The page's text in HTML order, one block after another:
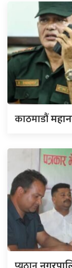
काठमाडौं